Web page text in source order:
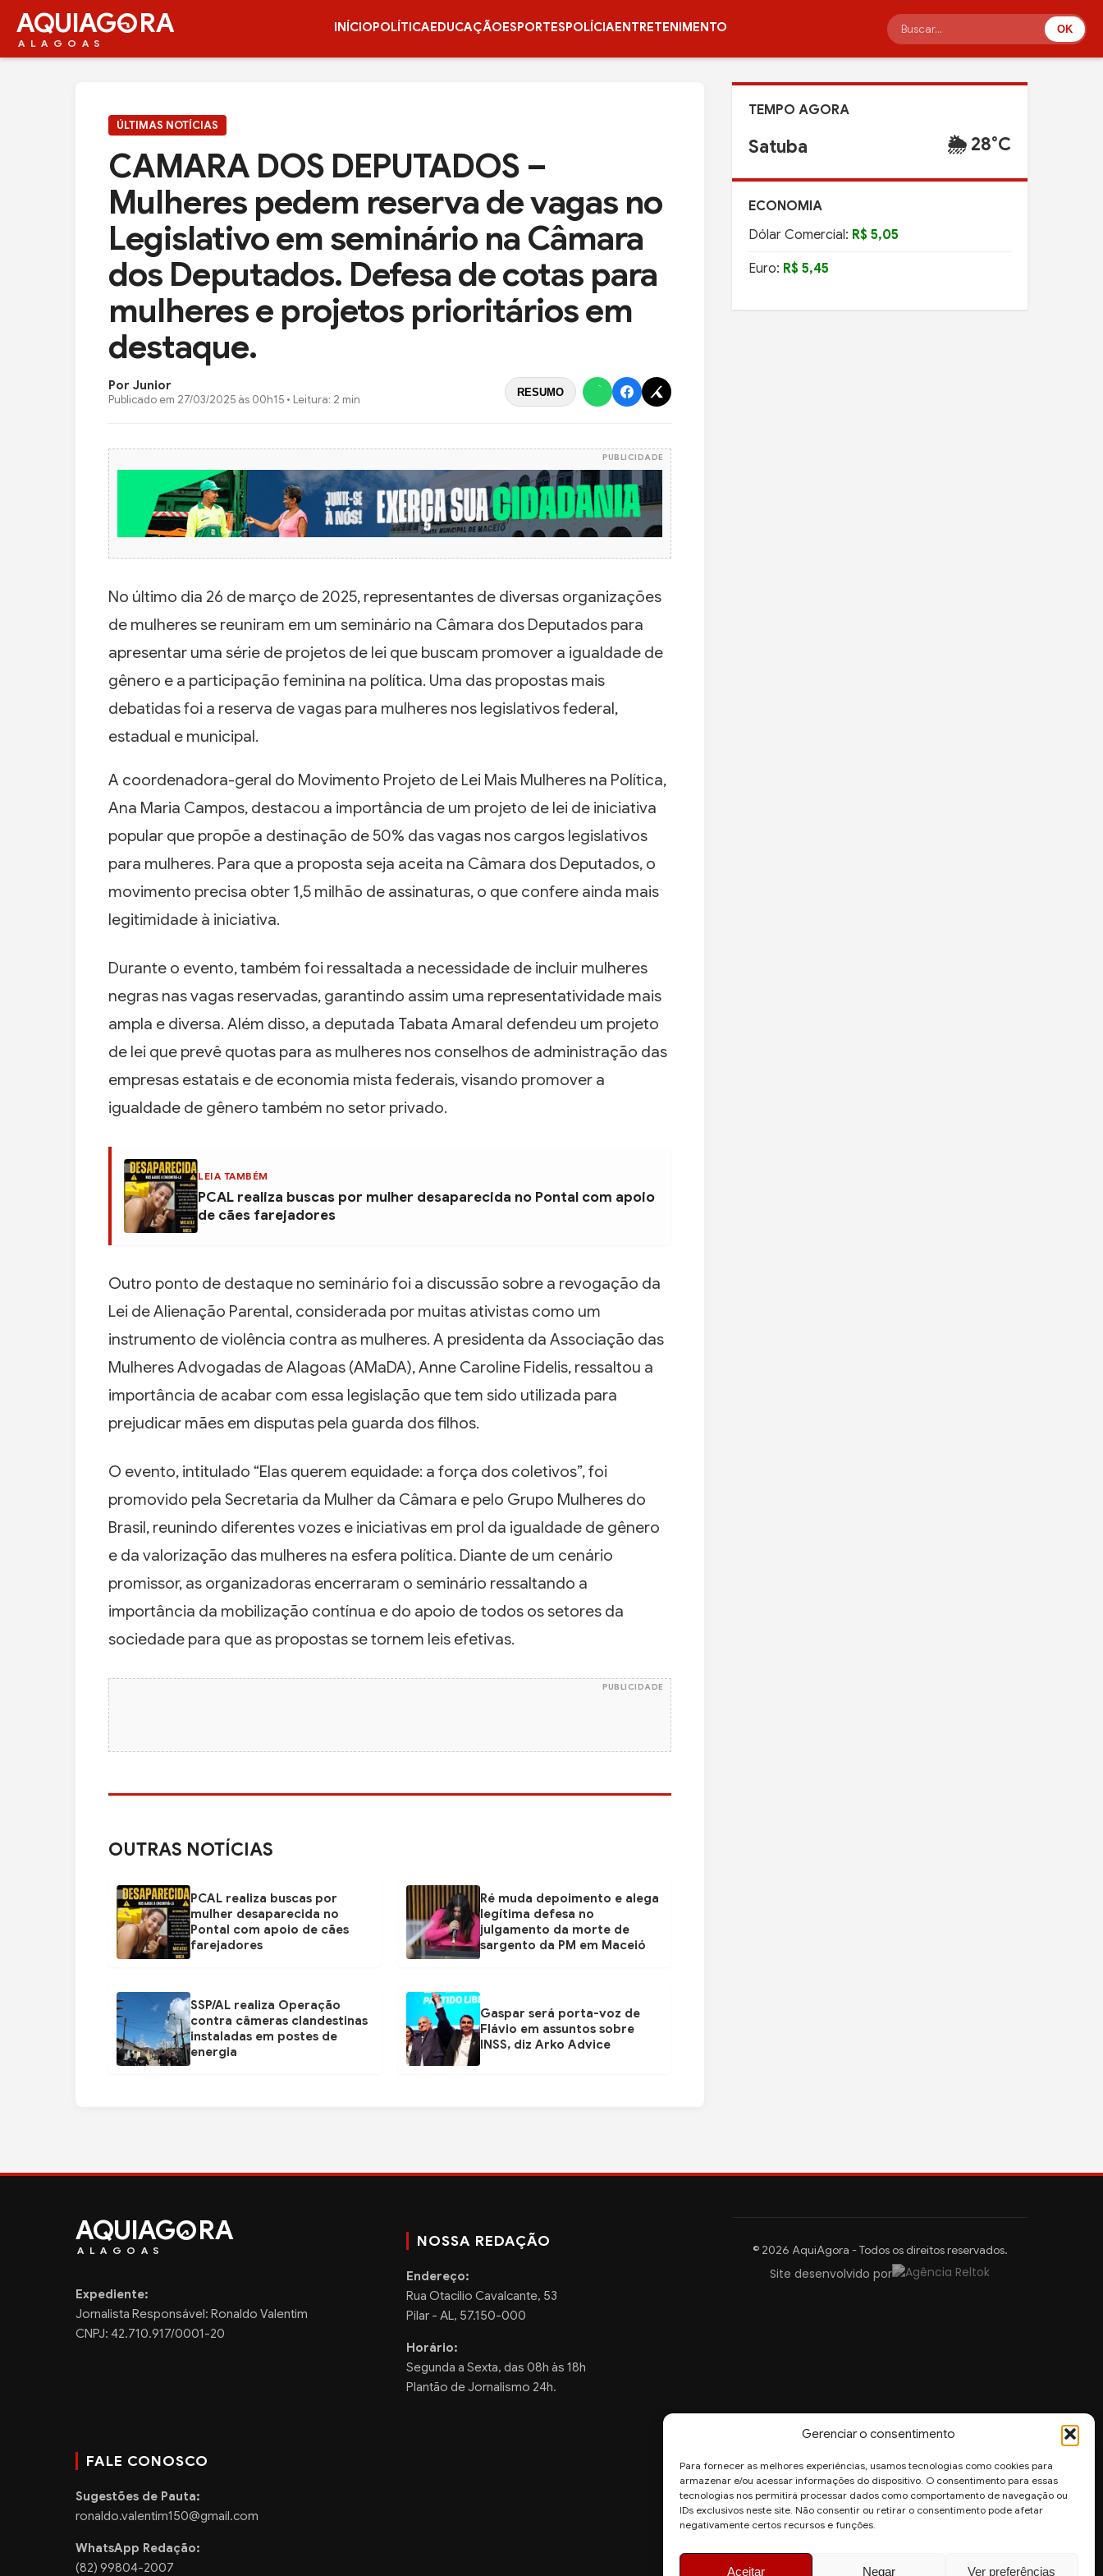
Gerenciar o consentimento
Para fornecer as melhores experiências, usamos tecnologias como cookies para
armazenar e/ou acessar informações do dispositivo. O consentimento para essas
tecnologias nos permitirá processar dados como comportamento de navegação ou
IDs exclusivos neste site. Não consentir ou retirar o consentimento pode afetar
negativamente certos recursos e funções.
Aceitar Negar Ver preferências
AQUIAG RA
ALAGOAS
INÍCIOPOLÍTICAEDUCAÇÃOESPORTESPOLÍCIAENTRETENIMENTO OK
ÚLTIMAS NOTÍCIAS
CAMARA DOS DEPUTADOS –
Mulheres pedem reserva de vagas no
Legislativo em seminário na Câmara
dos Deputados. Defesa de cotas para
mulheres e projetos prioritários em
destaque.
Por Junior
Publicado em 27/03/2025 às 00h15 • Leitura: 2 min
RESUMO
PUBLICIDADE
No último dia 26 de março de 2025, representantes de diversas organizações
de mulheres se reuniram em um seminário na Câmara dos Deputados para
apresentar uma série de projetos de lei que buscam promover a igualdade de
gênero e a participação feminina na política. Uma das propostas mais
debatidas foi a reserva de vagas para mulheres nos legislativos federal,
estadual e municipal.
A coordenadora-geral do Movimento Projeto de Lei Mais Mulheres na Política,
Ana Maria Campos, destacou a importância de um projeto de lei de iniciativa
popular que propõe a destinação de 50% das vagas nos cargos legislativos
para mulheres. Para que a proposta seja aceita na Câmara dos Deputados, o
movimento precisa obter 1,5 milhão de assinaturas, o que confere ainda mais
legitimidade à iniciativa.
Durante o evento, também foi ressaltada a necessidade de incluir mulheres
negras nas vagas reservadas, garantindo assim uma representatividade mais
ampla e diversa. Além disso, a deputada Tabata Amaral defendeu um projeto
de lei que prevê quotas para as mulheres nos conselhos de administração das
empresas estatais e de economia mista federais, visando promover a
igualdade de gênero também no setor privado.
LEIA TAMBÉM
PCAL realiza buscas por mulher desaparecida no Pontal com apoio
de cães farejadores
Outro ponto de destaque no seminário foi a discussão sobre a revogação da
Lei de Alienação Parental, considerada por muitas ativistas como um
instrumento de violência contra as mulheres. A presidenta da Associação das
Mulheres Advogadas de Alagoas (AMaDA), Anne Caroline Fidelis, ressaltou a
importância de acabar com essa legislação que tem sido utilizada para
prejudicar mães em disputas pela guarda dos filhos.
O evento, intitulado “Elas querem equidade: a força dos coletivos”, foi
promovido pela Secretaria da Mulher da Câmara e pelo Grupo Mulheres do
Brasil, reunindo diferentes vozes e iniciativas em prol da igualdade de gênero
e da valorização das mulheres na esfera política. Diante de um cenário
promissor, as organizadoras encerraram o seminário ressaltando a
importância da mobilização contínua e do apoio de todos os setores da
sociedade para que as propostas se tornem leis efetivas.
PUBLICIDADE
OUTRAS NOTÍCIAS
PCAL realiza buscas por
mulher desaparecida no
Pontal com apoio de cães
farejadores
Ré muda depoimento e alega
legítima defesa no
julgamento da morte de
sargento da PM em Maceió
SSP/AL realiza Operação
contra câmeras clandestinas
instaladas em postes de
energia
Gaspar será porta-voz de
Flávio em assuntos sobre
INSS, diz Arko Advice
TEMPO AGORA
Satuba 🌦️ 28°C
ECONOMIA
Dólar Comercial: R$ 5,05
Euro: R$ 5,45
AQUIAG RA
ALAGOAS
Expediente:
Jornalista Responsável: Ronaldo Valentim
CNPJ: 42.710.917/0001-20
NOSSA REDAÇÃO
Endereço:
Rua Otacilio Cavalcante, 53
Pilar - AL, 57.150-000
Horário:
Segunda a Sexta, das 08h às 18h
Plantão de Jornalismo 24h.
FALE CONOSCO
Sugestões de Pauta:
ronaldo.valentim150@gmail.com
WhatsApp Redação:
(82) 99804-2007
© 2026 AquiAgora - Todos os direitos reservados.
Site desenvolvido por